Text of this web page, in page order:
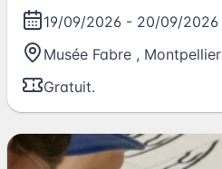
19/09/2026 - 20/09/2026
Musée Fabre , Montpellier
Gratuit.